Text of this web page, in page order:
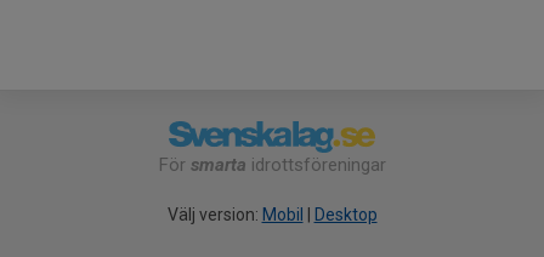
För smarta idrottsföreningar
Välj version: Mobil Desktop